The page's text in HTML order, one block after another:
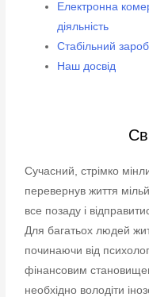
Електронна
діяльність
Стабільний
Наш досвід
Сучасний, стрімко
перевернув життя
все позаду і
Для багатьох людей
починаючи від
фінансовим
необхідно володіти